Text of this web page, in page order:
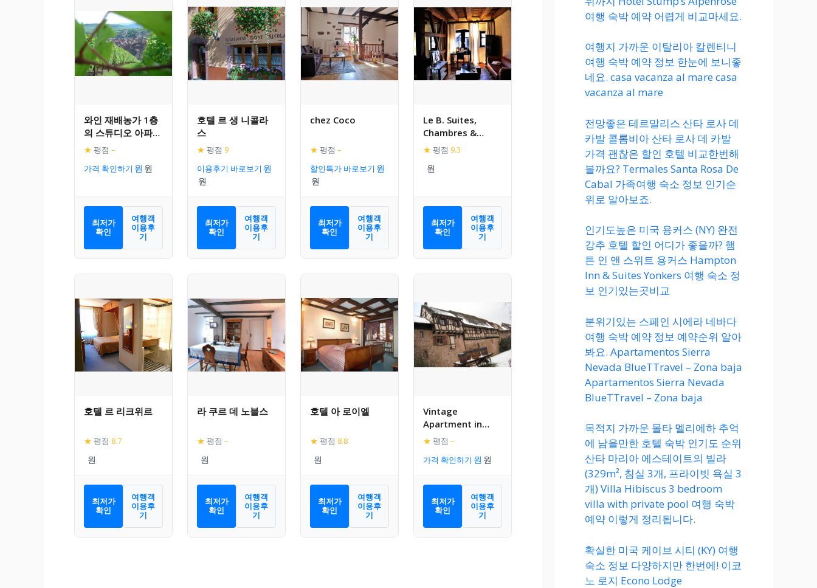
와인 재배농가 1층
의 스튜디오 아파트
먼트
★ 평점 –
가격 확인하기
최저가
확인
여행객
이용후
기
호텔 르 생 니콜라
스
★ 평점 9
이용후기 바로보기
최저가
확인
여행객
이용후
기
chez Coco
★ 평점 –
할인특가 바로보기
최저가
확인
여행객
이용후
기
Le B. Suites,
Chambres &
Restaurant
★ 평점 9.3
최저가
확인
여행객
이용후
기
호텔 르 리크위르
★ 평점 8.7
최저가
확인
여행객
이용후
기
라 쿠르 데 노블스
★ 평점 –
최저가
확인
여행객
이용후
기
호텔 아 로이엘
★ 평점 8.8
최저가
확인
여행객
이용후
기
Vintage
Apartment in
Riquewihr with
Terrace
★ 평점 –
가격 확인하기
최저가
확인
여행객
이용후
기
여행 숙박 예약 어렵게 비교마세요.
여행지 가까운 이탈리아 칼렌티니
여행 숙박 예약 정보 한눈에 보니좋
네요. casa vacanza al mare casa
vacanza al mare
전망좋은 테르말리스 산타 로사 데
카발 콜롬비아 산타 로사 데 카발
가격 괜찮은 할인 호텔 비교한번해
볼까요? Termales Santa Rosa De
Cabal 가족여행 숙소 정보 인기순
위로 알아보죠.
인기도높은 미국 용커스 (NY) 완전
강추 호텔 할인 어디가 좋을까? 햄
튼 인 앤 스위트 용커스 Hampton
Inn & Suites Yonkers 여행 숙소 정
보 인기있는곳비교
분위기있는 스페인 시에라 네바다
여행 숙박 예약 정보 예약순위 알아
봐요. Apartamentos Sierra
Nevada BlueTTravel – Zona baja
Apartamentos Sierra Nevada
BlueTTravel – Zona baja
목적지 가까운 몰타 멜리에하 추억
에 남을만한 호텔 숙박 인기도 순위
산타 마리아 에스테이트의 빌라
(329m², 침실 3개, 프라이빗 욕실 3
개) Villa Hibiscus 3 bedroom
villa with private pool 여행 숙박
예약 이렇게 정리됩니다.
확실한 미국 케이브 시티 (KY) 여행
숙소 정보 다양하지만 한번에! 이코
노 로지 Econo Lodge